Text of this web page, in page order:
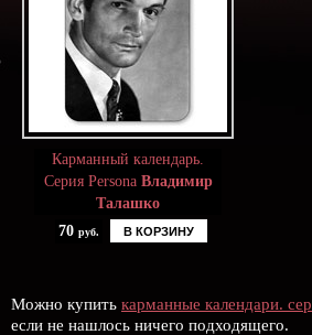
Карманный календарь.
Серия Persona Владимир
Талашко
70 руб. В КОРЗИНУ
Можно купить карманные календари.
если не нашлось ничего подходящего.